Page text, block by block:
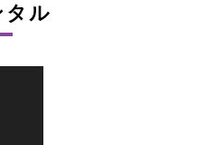
タル